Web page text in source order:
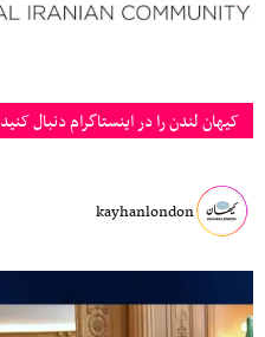
کیهان لندن را در اینستاگرام دنبال کنید
kayhanlondon